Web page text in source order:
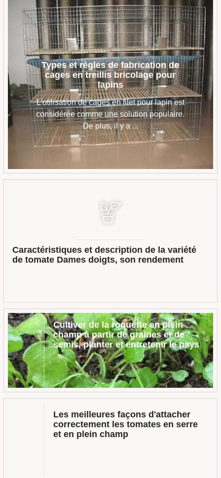
Types et règles de fabrication de
cages en treillis bricolage pour
lapins
L'utilisation de cages en filet pour lapin est
considérée comme une solution populaire.
De plus, il y a ...
Caractéristiques et description de la variété
de tomate Dames doigts, son rendement
Cultiver de la roquette en plein
champ à partir de graines et de
semis, planter et entretenir le pays
Les meilleures façons d'attacher
correctement les tomates en serre
et en plein champ